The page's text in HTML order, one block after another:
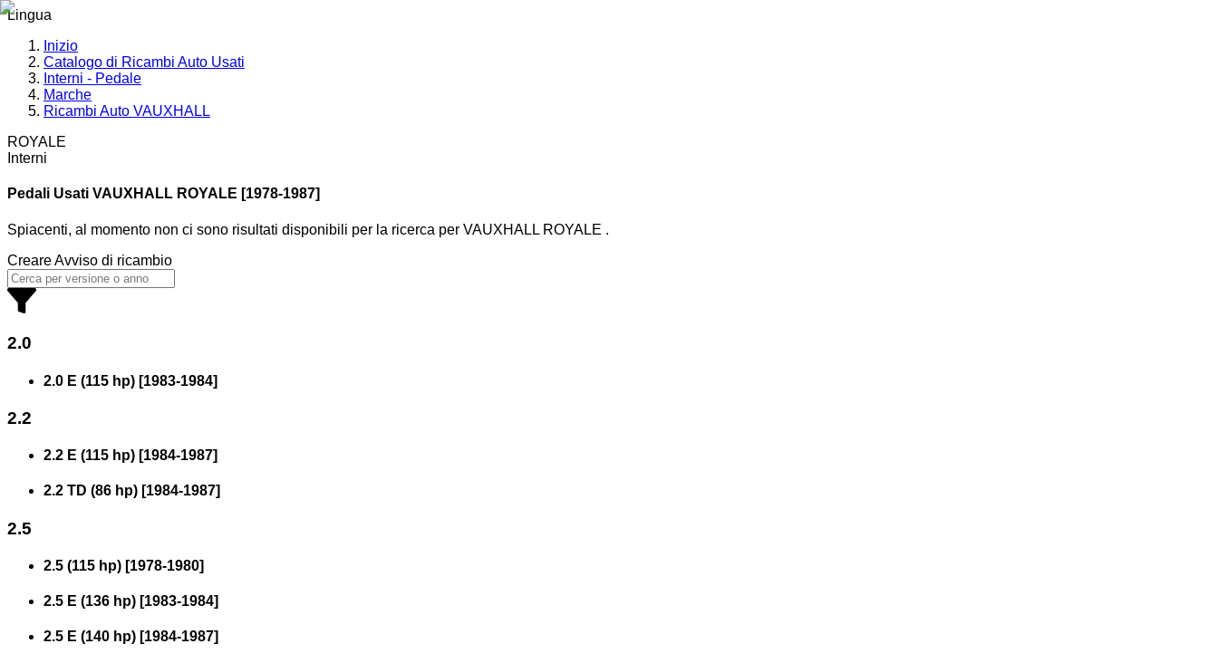
Lingua
Inizio
Catalogo di Ricambi Auto Usati
Interni - Pedale
Marche
Ricambi Auto VAUXHALL
ROYALE
Interni
Pedali Usati VAUXHALL ROYALE [1978-1987]
Spiacenti, al momento non ci sono risultati disponibili per la ricerca per VAUXHALL ROYALE .
Creare Avviso di ricambio
2.0
2.0 E (115 hp) [1983-1984]
2.2
2.2 E (115 hp) [1984-1987]
2.2 TD (86 hp) [1984-1987]
2.5
2.5 (115 hp) [1978-1980]
2.5 E (136 hp) [1983-1984]
2.5 E (140 hp) [1984-1987]